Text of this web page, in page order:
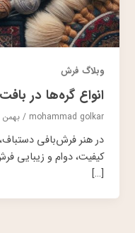
وبلاگ فرش
انواع گره‌ها در
mohammad golkar
/بهمن 1, 1403
در هنر فرش‌بافی
کیفیت، دوام و زیبایی
[…]